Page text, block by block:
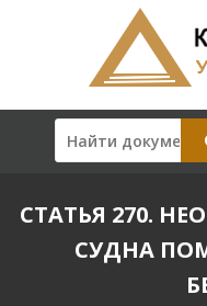
СТАТЬЯ 270.
СУДНА